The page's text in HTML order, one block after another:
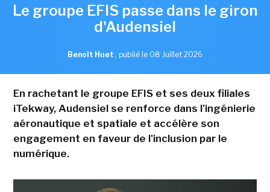
Le groupe EFIS passe dans le giron
d'Audensiel
Benoît Huet , publié le 08 Juillet 2026
En rachetant le groupe EFIS et ses deux filiales
iTekway, Audensiel se renforce dans l'ingénierie
aéronautique et spatiale et accélère son
engagement en faveur de l'inclusion par le
numérique.